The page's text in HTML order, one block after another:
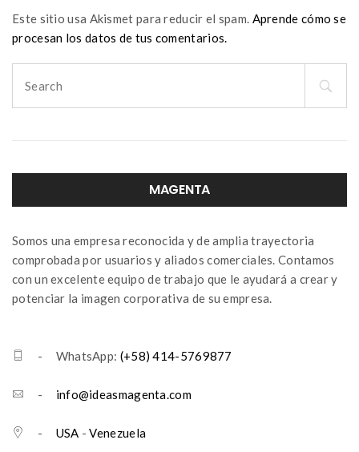
Este sitio usa Akismet para reducir el spam. Aprende cómo se
procesan los datos de tus comentarios.
for:
MAGENTA
Somos una empresa reconocida y de amplia trayectoria
comprobada por usuarios y aliados comerciales. Contamos
con un excelente equipo de trabajo que le ayudará a crear y
potenciar la imagen corporativa de su empresa.
- WhatsApp: (+58) 414-5769877
- info@ideasmagenta.com
- USA -Venezuela